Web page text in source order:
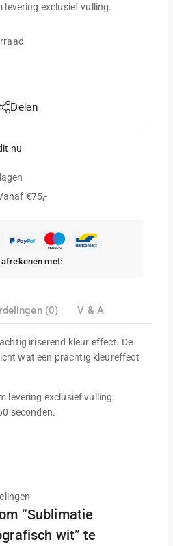
exclusief vulling.
Delen
nu
€75,-
afrekenen met:
(0) V & A
iriserend kleur effect. De
wat een prachtig kleureffect
levering exclusief vulling.
seconden.
“Sublimatie
wit” te